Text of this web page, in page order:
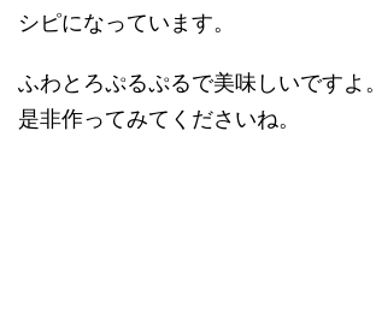
シピになっています。
ふわとろぷるぷるで美味しいですよ。
是非作ってみてくださいね。